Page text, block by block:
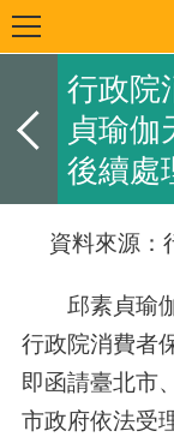
行政院
貞瑜伽
後續處
資料來源：
邱素貞瑜伽
行政院消費者
即函請臺北市
市政府依法受